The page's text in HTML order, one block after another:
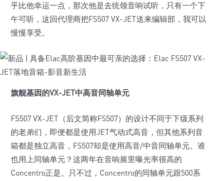
乎比他幸运一点，那次他是去统领音响试听，只有一个下
午可听，这回代理商把FS507 VX-JET送来编辑部，我可以
慢慢享受。
旗舰基因的VX-JET中高音同轴单元
FS507 VX-JET（后文简称FS507）的设计不同于下级系列
的老弟们，即便都是使用JET气动式高音，但其他系列音
箱都是独立高音，FS507却是使用高音/中音同轴单元。谁
也用上同轴单元？这两年在音响展里曝光率很高的
Concentro正是。只不过，Concentro的同轴单元跟500系